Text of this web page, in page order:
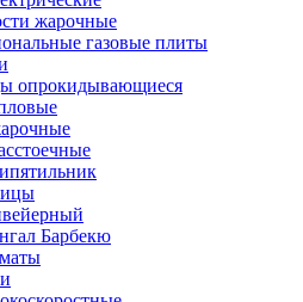
жарочные
газовые плиты
опрокидывающиеся
Барбекю